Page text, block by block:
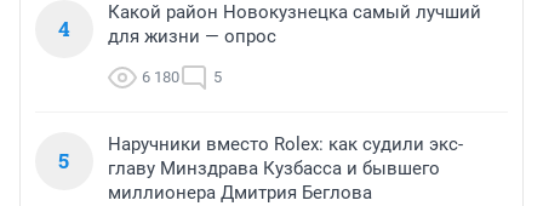
4
Какой район Новокузнецка самый лучший
для жизни — опрос
6 180 5
5
Наручники вместо Rolex: как судили экс-
главу Минздрава Кузбасса и бывшего
миллионера Дмитрия Беглова